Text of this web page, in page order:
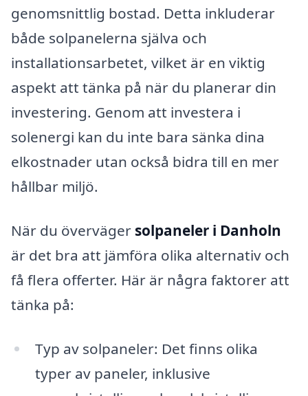
genomsnittlig bostad. Detta inkluderar
både solpanelerna själva och
installationsarbetet, vilket är en viktig
aspekt att tänka på när du planerar din
investering. Genom att investera i
solenergi kan du inte bara sänka dina
elkostnader utan också bidra till en mer
hållbar miljö.
När du överväger solpaneler i Danholn
är det bra att jämföra olika alternativ och
få flera offerter. Här är några faktorer att
tänka på:
Typ av solpaneler: Det finns olika
typer av paneler, inklusive